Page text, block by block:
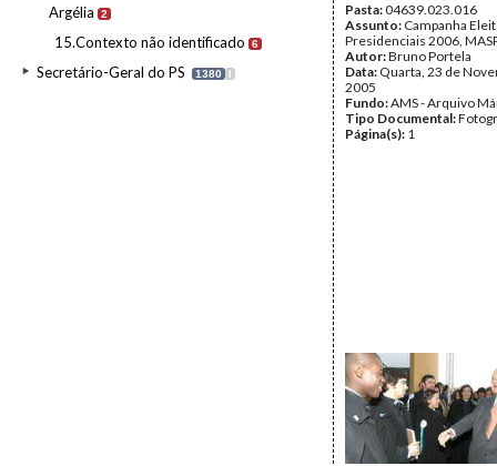
Argélia
2
15.Contexto não identificado 6
Secretário-Geral do PS 1380 I
Pasta:04639.023.016
Assunto: Campanha
Presidenciais 2006,
Autor:Bruno Portela
Data: Quarta, 23 de
2005
Fundo:AMS - Arquivo
Tipo Documental:
Página(s): 1